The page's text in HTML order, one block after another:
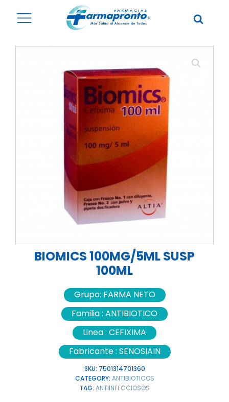
BIOMICS 100MG/5ML SUSP
100ML
Grupo: FARMA NETO
Familia : ANTIBIOTICO
Linea : CEFIXIMA
Fabricante : SENOSIAIN
SKU: 7501314701360
CATEGORY: ANTIBIOTICOS
TAG: ANTIINFECCIOSOS